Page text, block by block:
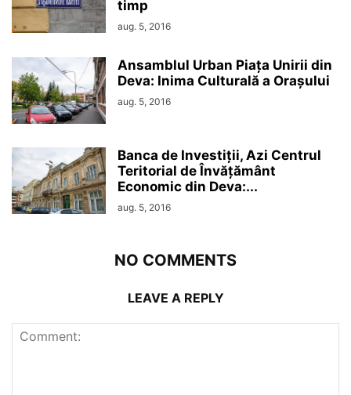
timp
aug. 5, 2016
Ansamblul Urban Piața Unirii din
Deva: Inima Culturală a Orașului
aug. 5, 2016
Banca de Investiții, Azi Centrul
Teritorial de Învățământ
Economic din Deva:...
aug. 5, 2016
NO COMMENTS
LEAVE A REPLY